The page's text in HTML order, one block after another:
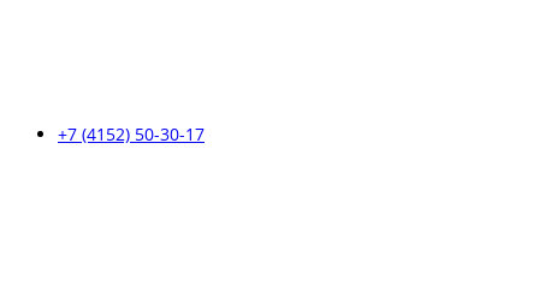
+7 (4152) 50-30-17